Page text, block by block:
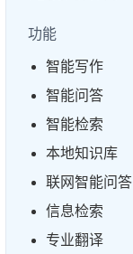
功能
智能写作
智能问答
智能检索
本地知识库
联网智能问答
信息检索
专业翻译